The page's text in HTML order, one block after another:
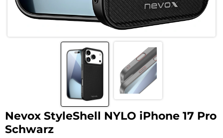
Nevox StyleShell NYLO iPhone 17 Pro
Schwarz